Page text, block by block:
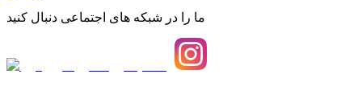
ما را در شبکه های اجتماعی دنبال کنید